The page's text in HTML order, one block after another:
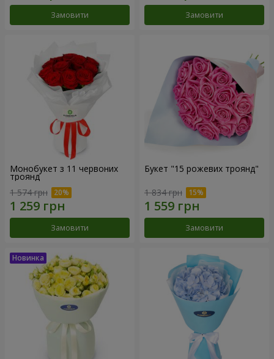
Замовити Замовити
Монобукет з 11 червоних
троянд
1 574 грн
Замовити
Букет "15 рожевих троянд"
1 834 грн
Замовити